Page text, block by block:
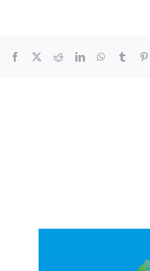
Facebook RedditLinkedInWhatsApp
Tumblr